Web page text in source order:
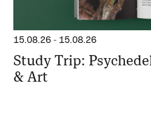
15.08.26 - 15.08.26
Study Trip:
& Art